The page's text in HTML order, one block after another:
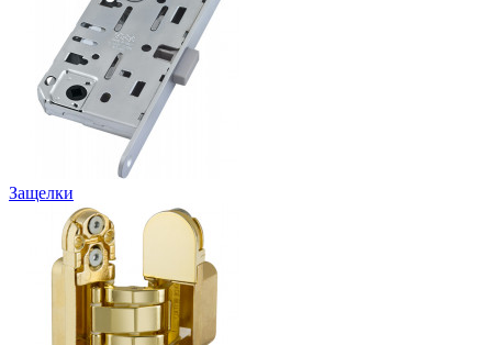
Защелки